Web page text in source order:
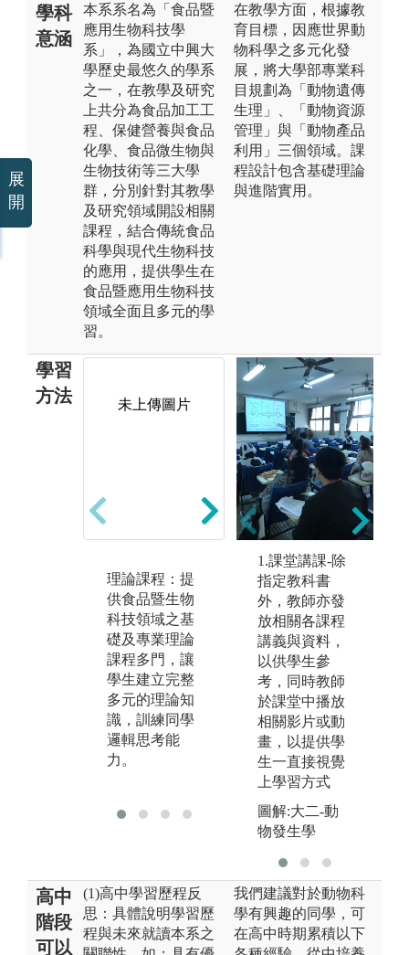
學科
意涵
本系系名為「食品暨
應用生物科技學
系」，為國立中興大
學歷史最悠久的學系
之一，在教學及研究
上共分為食品加工工
程、保健營養與食品
化學、食品微生物與
生物技術等三大學
群，分別針對其教學
及研究領域開設相關
課程，結合傳統食品
科學與現代生物科技
的應用，提供學生在
食品暨應用生物科技
領域全面且多元的學
習。
在教學方面，根據教
育目標，因應世界動
物科學之多元化發
展，將大學部專業科
目規劃為「動物遺傳
生理」、「動物資源
管理」與「動物產品
利用」三個領域。課
程設計包含基礎理論
與進階實用。
學習
方法
未上傳圖片
理論課程：提
供食品暨生物
科技領域之基
礎及專業理論
課程多門，讓
學生建立完整
多元的理論知
識，訓練同學
邏輯思考能
力。
實驗法：本系
許多必選修之
專業課程均有
安排實習(驗)
課，讓學生在
理論知識的獲
得之外，搭配
實習課的操作
及實務演練，
讓學生的學習
更加深刻，訓
練同學理論與
實務結合的能
力。
圖解:實驗課程
操作情形
1.課堂講課-除
指定教科書
外，教師亦發
放相關各課程
講義與資料，
以供學生參
考，同時教師
於課堂中播放
相關影片或動
畫，以提供學
生一直接視覺
上學習方式
圖解:大二-動
物發生學
高中
階段
可以
(1)高中學習歷程反
思：具體說明學習歷
程與未來就讀本系之
我們建議對於動物科
學有興趣的同學，可
在高中時期累積以下
展
開